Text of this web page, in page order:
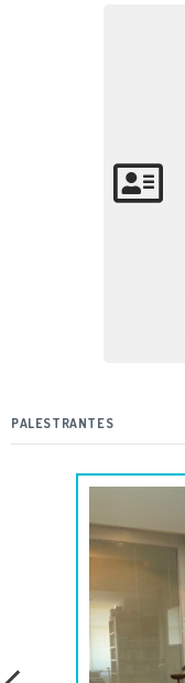
PALESTRANTES